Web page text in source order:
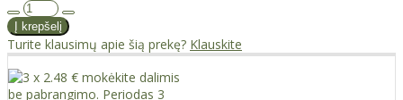
Turite klausimų apie šią prekę? Klauskite